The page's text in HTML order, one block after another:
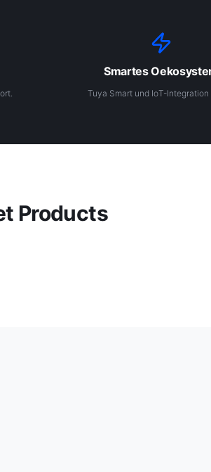
Smartes
Tuya Smart und IoT-Integration
Products